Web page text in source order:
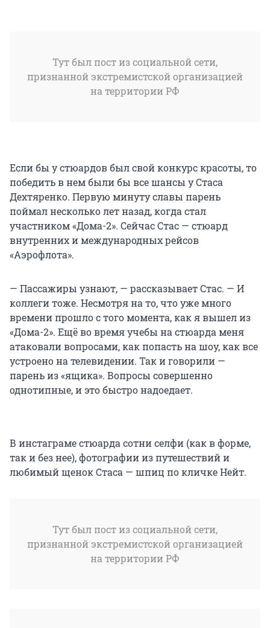
Тут был пост из социальной сети,
признанной экстремистской организацией
на территории РФ
Если бы у стюардов был свой конкурс красоты, то
победить в нем были бы все шансы у Стаса
Дехтяренко. Первую минуту славы парень
поймал несколько лет назад, когда стал
участником «Дома-2». Сейчас Стас — стюард
внутренних и международных рейсов
«Аэрофлота».
— Пассажиры узнают, — рассказывает Стас. — И
коллеги тоже. Несмотря на то, что уже много
времени прошло с того момента, как я вышел из
«Дома-2». Ещё во время учебы на стюарда меня
атаковали вопросами, как попасть на шоу, как все
устроено на телевидении. Так и говорили —
парень из «ящика». Вопросы совершенно
однотипные, и это быстро надоедает.
В инстаграме стюарда сотни селфи (как в форме,
так и без нее), фотографии из путешествий и
любимый щенок Стаса — шпиц по кличке Нейт.
Тут был пост из социальной сети,
признанной экстремистской организацией
на территории РФ